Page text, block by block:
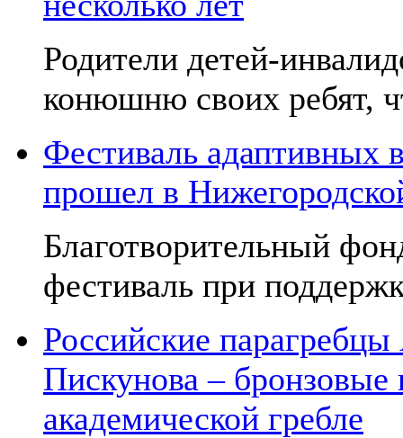
Родители детей-
конюшню своих ребят,
Фестиваль адаптивных
прошел в
Благотворительный
фестиваль при
Российские
Пискунова –
академической гребле